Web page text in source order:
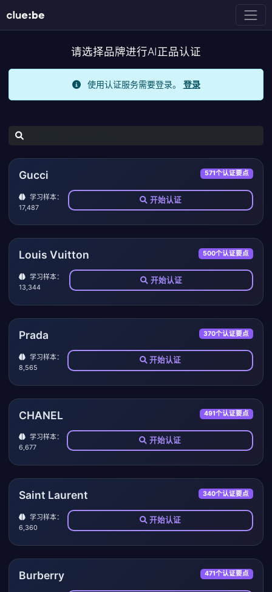
请选择品牌进行AI正品认证
使用认证服务需要登录。 登录
Gucci 571个认证要点
学习样本：
17,487
开始认证
Louis Vuitton 500个认证要点
学习样本：
13,344
开始认证
Prada 370个认证要点
学习样本：
8,565
开始认证
CHANEL 491个认证要点
学习样本：
6,677
开始认证
Saint Laurent 340个认证要点
学习样本：
6,360
开始认证
Burberry 471个认证要点